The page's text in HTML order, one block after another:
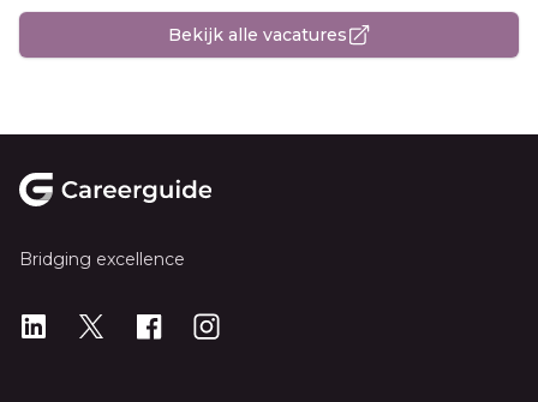
Bekijk alle vacatures
Bridging excellence
LinkedIn
X Instagram